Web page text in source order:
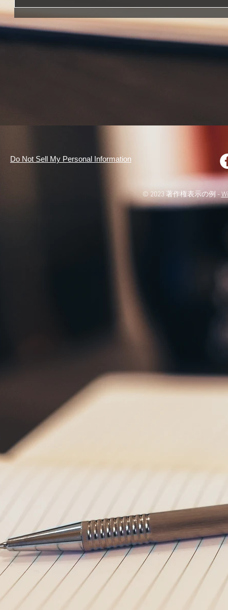
Do Not Sell My Personal Information
© 2023 著作権表示の例 -